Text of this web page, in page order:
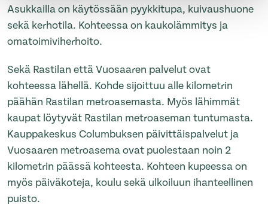
Asukkailla on käytössään pyykkitupa, kuivaushuone
sekä kerhotila. Kohteessa on kaukolämmitys ja
omatoimiviherhoito.
Sekä Rastilan että Vuosaaren palvelut ovat
kohteessa lähellä. Kohde sijoittuu alle kilometrin
päähän Rastilan metroasemasta. Myös lähimmät
kaupat löytyvät Rastilan metroaseman tuntumasta.
Kauppakeskus Columbuksen päivittäispalvelut ja
Vuosaaren metroasema ovat puolestaan noin 2
kilometrin päässä kohteesta. Kohteen kupeessa on
myös päiväkoteja, koulu sekä ulkoiluun ihanteellinen
puisto.